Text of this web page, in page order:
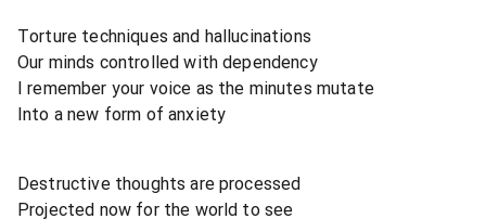
Torture techniques and hallucinations
Our minds controlled with dependency
I remember your voice as the minutes mutate
Into a new form of anxiety
Destructive thoughts are processed
Projected now for the world to see